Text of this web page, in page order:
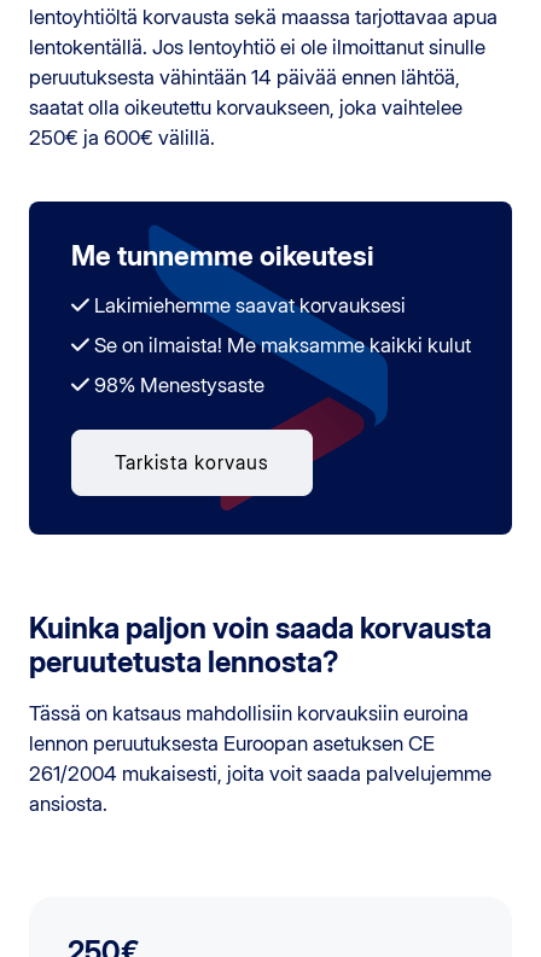
lentoyhtiöltä korvausta sekä maassa tarjottavaa apua
lentokentällä. Jos lentoyhtiö ei ole ilmoittanut sinulle
peruutuksesta vähintään 14 päivää ennen lähtöä,
saatat olla oikeutettu korvaukseen, joka vaihtelee
250€ ja 600€ välillä.
Me tunnemme oikeutesi
Lakimiehemme saavat korvauksesi
Se on ilmaista! Me maksamme kaikki kulut
98% Menestysaste
Tarkista korvaus
Kuinka paljon voin saada korvausta
peruutetusta lennosta?
Tässä on katsaus mahdollisiin korvauksiin euroina
lennon peruutuksesta Euroopan asetuksen CE
261/2004 mukaisesti, joita voit saada palvelujemme
ansiosta.